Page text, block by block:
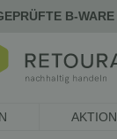
B-WARE
AKTION